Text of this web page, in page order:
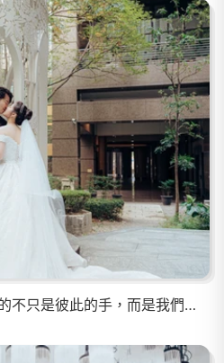
《新北婚禮攝影》牽起的的不只是彼此的手，而是我們的未來